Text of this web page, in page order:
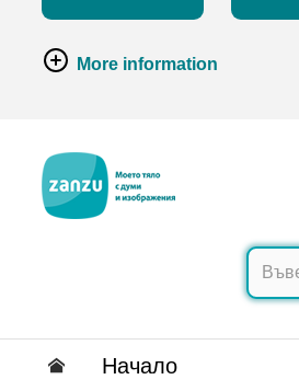
More information
Hачало